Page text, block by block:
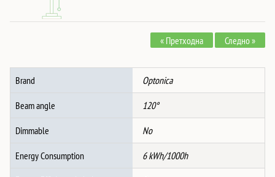
192 ден.
БЕЛ
количина
« Претходна Следно »
Brand Optonica
Beam angle 120°
Dimmable No
Energy Consumption 6 kWh/1000h